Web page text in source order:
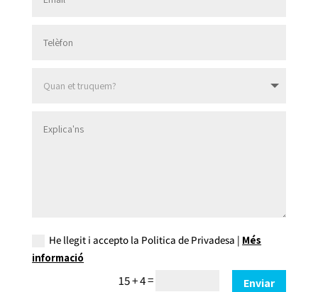
He llegit i accepto la Politica de Privadesa | Més
informació
15 + 4= Enviar